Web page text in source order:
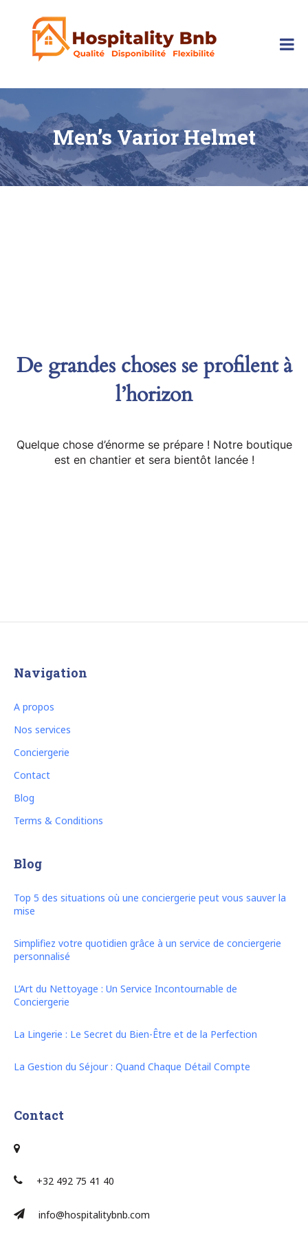
contenthospitalitybnb
Men’s Varior Helmet
De grandes choses se profilent à
l’horizon
Quelque chose d’énorme se prépare ! Notre boutique
est en chantier et sera bientôt lancée !
Navigation
A propos
Nos services
Conciergerie
Contact
Blog
Terms & Conditions
Blog
Top 5 des situations où une conciergerie peut vous sauver la
mise
Simplifiez votre quotidien grâce à un service de conciergerie
personnalisé
L’Art du Nettoyage : Un Service Incontournable de
Conciergerie
La Lingerie : Le Secret du Bien-Être et de la Perfection
La Gestion du Séjour : Quand Chaque Détail Compte
Contact
+32 492 75 41 40
info@hospitalitybnb.com